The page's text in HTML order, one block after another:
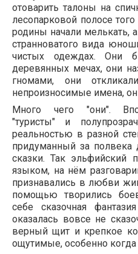
отоварить талоны на
лесопарковой полосе
родины начали мелькать,
странноватого вида
чистых одеждах. Они
деревянных мечах, они
гномами, они
непроизносимые имена,
Много чего "они".
"туристы" и
реальностью в разной
придуманный за
сказки. Так эльфийский
языком, на нём
признавались в любви
помощью творились
себе сказочная
оказалась вовсе не
верный щит и крепкое
ощутимые, особенно